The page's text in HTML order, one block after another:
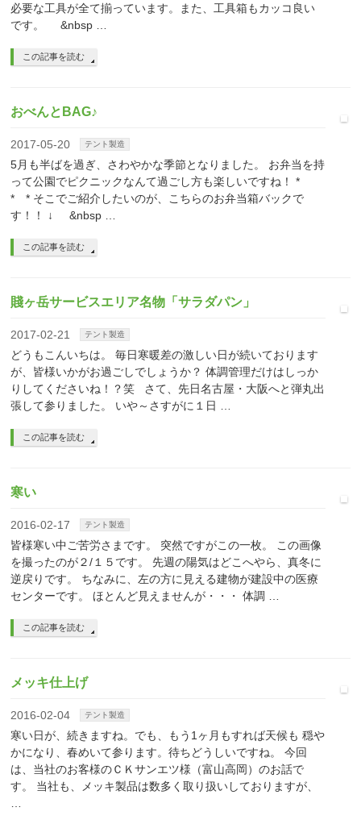
必要な工具が全て揃っています。また、工具箱もカッコ良い
です。 &nbsp …
この記事を読む
おべんとBAG♪
2017-05-20 テント製造
5月も半ばを過ぎ、さわやかな季節となりました。 お弁当を持
って公園でピクニックなんて過ごし方も楽しいですね！ *
* * そこでご紹介したいのが、こちらのお弁当箱バックで
す！！ ↓ &nbsp …
この記事を読む
賤ヶ岳サービスエリア名物「サラダパン」
2017-02-21 テント製造
どうもこんいちは。 毎日寒暖差の激しい日が続いております
が、皆様いかがお過ごしでしょうか？ 体調管理だけはしっか
りしてくださいね！？笑 さて、先日名古屋・大阪へと弾丸出
張して参りました。 いや～さすがに１日 …
この記事を読む
寒い
2016-02-17 テント製造
皆様寒い中ご苦労さまです。 突然ですがこの一枚。 この画像
を撮ったのが２/１５です。 先週の陽気はどこへやら、真冬に
逆戻りです。 ちなみに、左の方に見える建物が建設中の医療
センターです。 ほとんど見えませんが・・・ 体調 …
この記事を読む
メッキ仕上げ
2016-02-04 テント製造
寒い日が、続きますね。でも、もう1ヶ月もすれば天候も 穏や
かになり、春めいて参ります。待ちどうしいですね。 今回
は、当社のお客様のＣＫサンエツ様（富山高岡）のお話で
す。 当社も、メッキ製品は数多く取り扱いしておりますが、